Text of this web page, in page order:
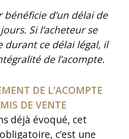
bénéficie d’un délai de
Si l’acheteur se
durant ce délai légal, il
de l’acompte.
DE L’ACOMPTE
DE VENTE
déjà évoqué, cet
c’est une